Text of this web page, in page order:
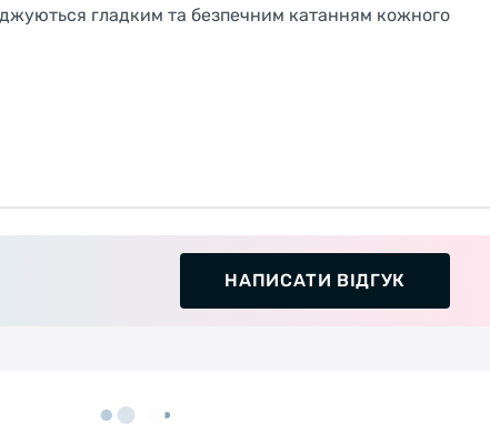
гладким та безпечним катанням кожного
НАПИСАТИ ВІДГУК